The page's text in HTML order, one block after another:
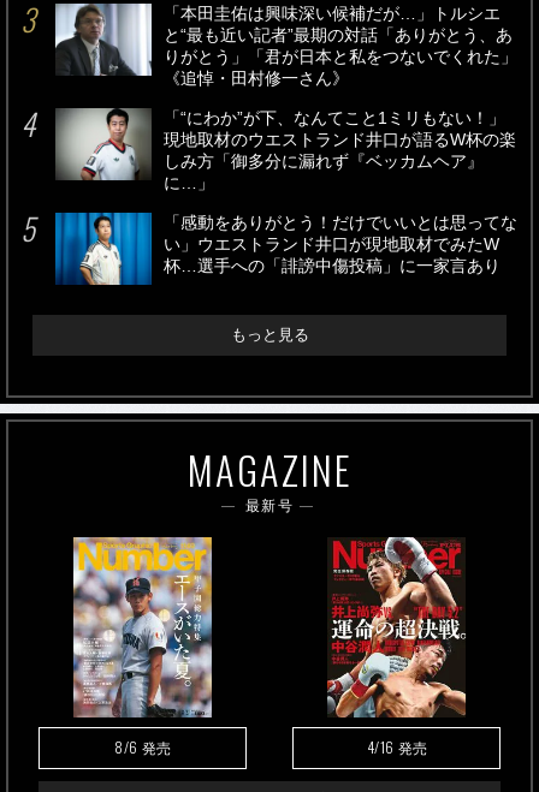
「本田圭佑は興味深い候補だが…」トルシエ
と“最も近い記者”最期の対話「ありがとう、あ
りがとう」「君が日本と私をつないでくれた」
《追悼・田村修一さん》
「“にわか”が下、なんてこと1ミリもない！」
現地取材のウエストランド井口が語るW杯の楽
しみ方「御多分に漏れず『ベッカムヘア』
に…」
「感動をありがとう！だけでいいとは思ってな
い」ウエストランド井口が現地取材でみたW
杯…選手への「誹謗中傷投稿」に一家言あり
もっと見る
MAGAZINE
最新号
8/6 発売 4/16 発売